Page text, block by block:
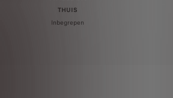
THUIS
Inbegrepen